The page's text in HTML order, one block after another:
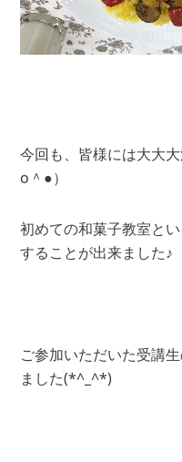
今回も、皆様には大大
o＾●）
初めての和菓子教室と
することが出来ました♪
ご参加いただいた受講
ました(*^_^*)